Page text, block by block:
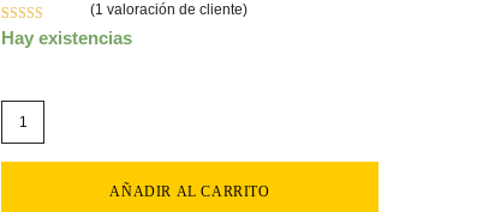
Valorado con
1
valoración de
un cliente
(1 valoración de cliente)
Hay existencias
AÑADIR AL CARRITO